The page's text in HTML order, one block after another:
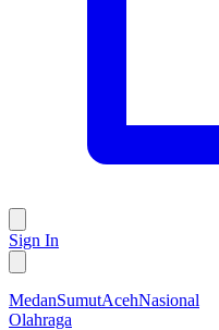
Sign In
MedanSumutAcehNasional
Olahraga